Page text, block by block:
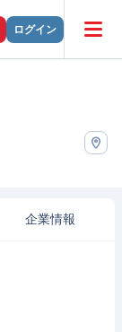
ログイン
企業情報